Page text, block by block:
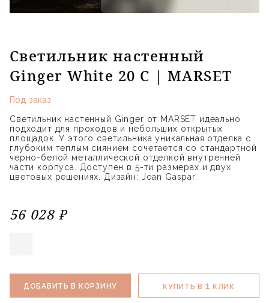
Светильник настенный
Ginger White 20 C | MARSET
Под заказ
Светильник настенный Ginger от MARSET идеально
подходит для проходов и небольших открытых
площадок. У этого светильника уникальная отделка с
глубоким теплым сиянием сочетается со стандартной
черно-белой металлической отделкой внутренней
части корпуса. Доступен в 5-ти размерах и двух
цветовых решениях. Дизайн: Joan Gaspar.
56 028 ₽
ДОБАВИТЬ В КОРЗИНУ КУПИТЬ В 1 КЛИК